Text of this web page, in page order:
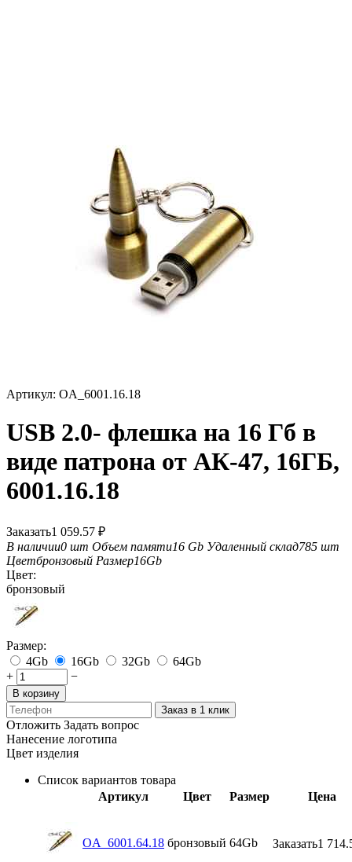
Артикул: OA_6001.16.18
USB 2.0- флешка на 16 Гб в
виде патрона от АК-47, 16ГБ,
6001.16.18
Заказать1 059.57 ₽
В наличии0 шт Объем памяти16 Gb Удаленный склад785 шт
Цветбронзовый Размер16Gb
Цвет:
бронзовый
Размер:
4Gb
16Gb 32Gb
64Gb
+
−
В корзину
Заказ в 1 клик
Отложить Задать вопрос
Нанесение логотипа
Цвет изделия
Список вариантов товара
Артикул
Цвет Размер Цена
OA_6001.64.18 бронзовый 64Gb Заказать1